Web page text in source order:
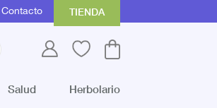
Contacto TIENDA
Salud Herbolario